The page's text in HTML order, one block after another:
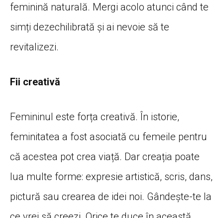
feminină naturală. Mergi acolo atunci când te
simți dezechilibrată și ai nevoie să te
revitalizezi.
Fii creativă
Femininul este forța creativă. În istorie,
feminitatea a fost asociată cu femeile pentru
că acestea pot crea viață. Dar creația poate
lua multe forme: expresie artistică, scris, dans,
pictură sau crearea de idei noi. Gândește-te la